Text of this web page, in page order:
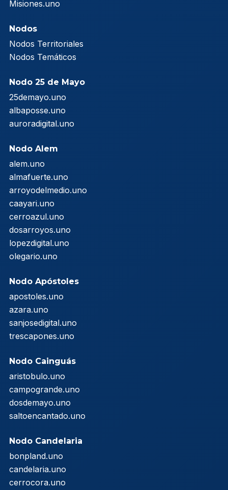
Misiones.uno
Nodos
Nodos Territoriales
Nodos Temáticos
Nodo 25 de Mayo
25demayo.uno
albaposse.uno
auroradigital.uno
Nodo Alem
alem.uno
almafuerte.uno
arroyodelmedio.uno
caayari.uno
cerroazul.uno
dosarroyos.uno
lopezdigital.uno
olegario.uno
Nodo Apóstoles
apostoles.uno
azara.uno
sanjosedigital.uno
trescapones.uno
Nodo Cainguás
aristobulo.uno
campogrande.uno
dosdemayo.uno
saltoencantado.uno
Nodo Candelaria
bonpland.uno
candelaria.uno
cerrocora.uno